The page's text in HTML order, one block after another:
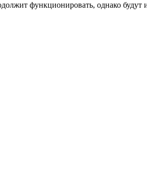
функционировать, однако будут